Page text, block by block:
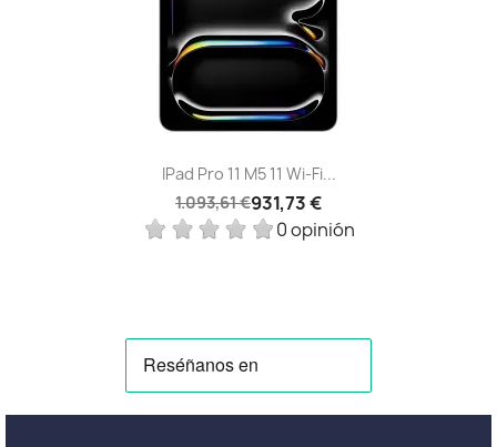
IPad Pro 11 M5 11 Wi‑Fi...
1.093,61 €931,73 €
0 opinión